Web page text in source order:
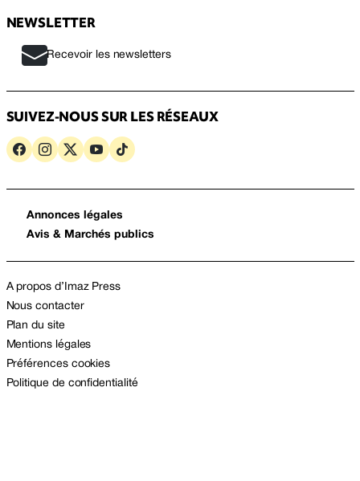
NEWSLETTER
Recevoir les newsletters
SUIVEZ-NOUS SUR LES RÉSEAUX
Annonces légales
Avis & Marchés publics
A propos d’Imaz Press
Nous contacter
Plan du site
Mentions légales
Préférences cookies
Politique de confidentialité